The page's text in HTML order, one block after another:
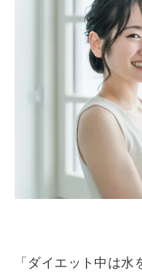
「ダイエット中は